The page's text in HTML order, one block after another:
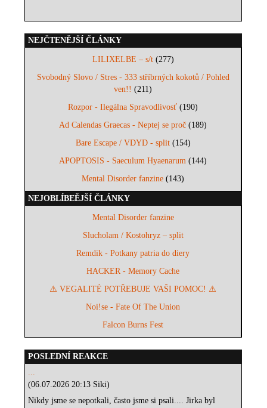
NEJČTENĚJŠÍ ČLÁNKY
LILIXELBE – s/t(277)
Svobodný Slovo / Stres - 333 stříbrných kokotů / Pohled
ven!! (211)
Rozpor - Ilegálna Spravodlivosť (190)
Ad Calendas Graecas - Neptej se proč (189)
Bare Escape / VDYD - split(154)
APOPTOSIS - Saeculum Hyaenarum (144)
Mental Disorder fanzine (143)
NEJOBLÍBEĚJŠÍ ČLÁNKY
Mental Disorder fanzine
Slucholam / Kostohryz – split
Remdik - Potkany patria do diery
HACKER - Memory Cache
⚠️ VEGALITÉ POTŘEBUJE VAŠI POMOC! ⚠️
Noi!se - Fate Of The Union
Falcon Burns Fest
POSLEDNÍ REAKCE
...
(06.07.2026 20:13 Siki)
Nikdy jsme se nepotkali, často jsme si psali.... Jirka byl